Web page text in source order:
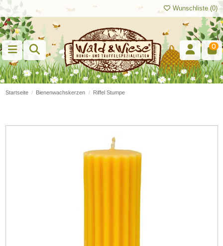
Wunschliste (0)
0
Startseite Bienenwachskerzen Riffel Stumpe